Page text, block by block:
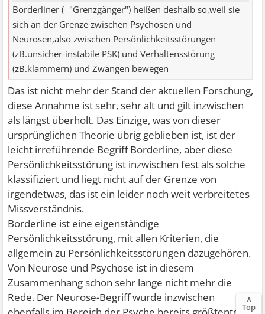
Borderliner (="Grenzgänger") heißen deshalb so,weil sie
sich an der Grenze zwischen Psychosen und
Neurosen,also zwischen Persönlichkeitsstörungen
(zB.unsicher-instabile PSK) und Verhaltensstörung
(zB.klammern) und Zwängen bewegen
Das ist nicht mehr der Stand der aktuellen Forschung,
diese Annahme ist sehr, sehr alt und gilt inzwischen
als längst überholt. Das Einzige, was von dieser
ursprünglichen Theorie übrig geblieben ist, ist der
leicht irreführende Begriff Borderline, aber diese
Persönlichkeitsstörung ist inzwischen fest als solche
klassifiziert und liegt nicht auf der Grenze von
irgendetwas, das ist ein leider noch weit verbreitetes
Missverständnis.
Borderline ist eine eigenständige
Persönlichkeitsstörung, mit allen Kriterien, die
allgemein zu Persönlichkeitsstörungen dazugehören.
Von Neurose und Psychose ist in diesem
Zusammenhang schon sehr lange nicht mehr die
Rede. Der Neurose-Begriff wurde inzwischen
∧
Top